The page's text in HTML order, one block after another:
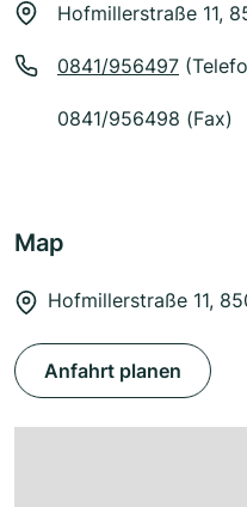
Hofmillerstraße 11,
0841/956497
0841/956498 (Fax)
Map
Hofmillerstraße 11,
Anfahrt planen